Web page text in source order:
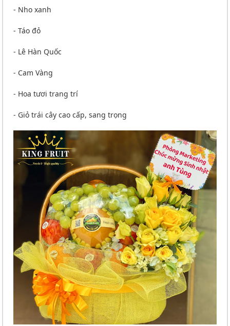
- Nho xanh
- Táo đỏ
- Lê Hàn Quốc
- Cam Vàng
- Hoa tươi trang trí
- Giỏ trái cây cao cấp, sang trọng